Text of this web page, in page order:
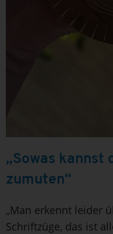
„Sowas kannst
zumuten“
„Man erkennt leider
Schriftzüge, das ist